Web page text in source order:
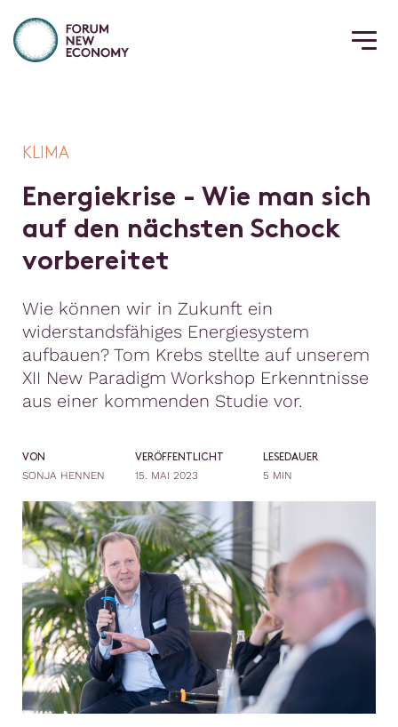
KLIMA
Energiekrise - Wie man sich
auf den nächsten Schock
vorbereitet
Wie können wir in Zukunft ein
widerstandsfähiges Energiesystem
aufbauen? Tom Krebs stellte auf unserem
XII New Paradigm Workshop Erkenntnisse
aus einer kommenden Studie vor.
VON
SONJA HENNEN
VERÖFFENTLICHT
15. MAI 2023
LESEDAUER
5 MIN